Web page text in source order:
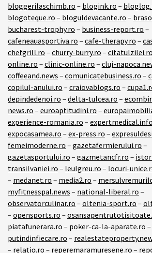
bloggerilaschimb.ro – blogink.ro –
blogoteque.ro – bloguldevacante.ro –
bucharest-trophy.ro – business-report.ro –
cafeneauasportiva.ro – cafe-therapy.ro –
chefgrill.ro – churry-burry.ro – citatulzilei.ro
online.ro – clinic-online.ro – cluj-
coffeeand.news – comunicatebusiness.ro –
copilul-anului.ro – craiovablogs.ro –
depindedenoi.ro – delta-tulcea.ro –
news.ro – euroaptitudini.ro –
experience-romania.ro – expertmedical.info
expocasamea.ro – ex-press.ro –
femeimoderne.ro – gazetafermierului.ro –
gazetasportului.ro – gazmetancfr.ro –
transilvaniei.ro – leulgreu.ro – locuri-
– medanet.ro – media2.ro –
myfitnesspal.news – national-liberal.ro –
observatorculinar.ro – oltenia-sport.ro –
– opensports.ro –
piatafunerara.ro – poker-ca-la-aparate.ro –
putindinfiecare.ro –
– relatio.ro – reperemaramuresene.ro –